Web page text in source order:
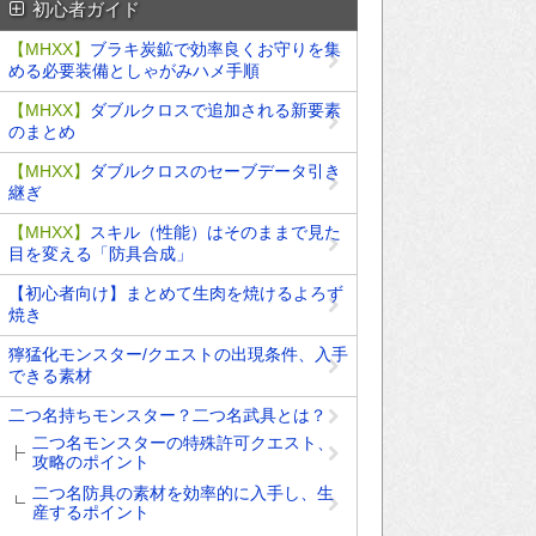
初心者ガイド
【MHXX】 ブラキ炭鉱で効率良くお守りを集
める必要装備としゃがみハメ手順
【MHXX】
ダブルクロスで追加される新要素
のまとめ
【MHXX】
ダブルクロスのセーブデータ引き
継ぎ
【MHXX】
スキル（性能）はそのままで見た
目を変える「防具合成」
【初心者向け】まとめて生肉を焼けるよろず
焼き
獰猛化モンスター/クエストの出現条件、入手
できる素材
二つ名持ちモンスター？二つ名武具とは？
二つ名モンスターの特殊許可クエスト、
攻略のポイント
二つ名防具の素材を効率的に入手し、生
産するポイント